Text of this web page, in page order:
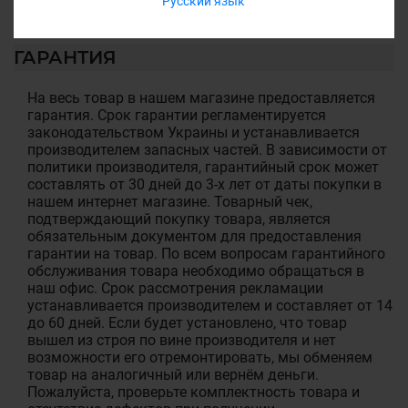
ГАРАНТИЯ
На весь товар в нашем магазине предоставляется
гарантия. Срок гарантии регламентируется
законодательством Украины и устанавливается
производителем запасных частей. В зависимости от
политики производителя, гарантийный срок может
составлять от 30 дней до 3-х лет от даты покупки в
нашем интернет магазине. Товарный чек,
подтверждающий покупку товара, является
обязательным документом для предоставления
гарантии на товар. По всем вопросам гарантийного
обслуживания товара необходимо обращаться в
наш офис. Срок рассмотрения рекламации
устанавливается производителем и составляет от 14
до 60 дней. Если будет установлено, что товар
вышел из строя по вине производителя и нет
возможности его отремонтировать, мы обменяем
товар на аналогичный или вернём деньги.
Пожалуйста, проверьте комплектность товара и